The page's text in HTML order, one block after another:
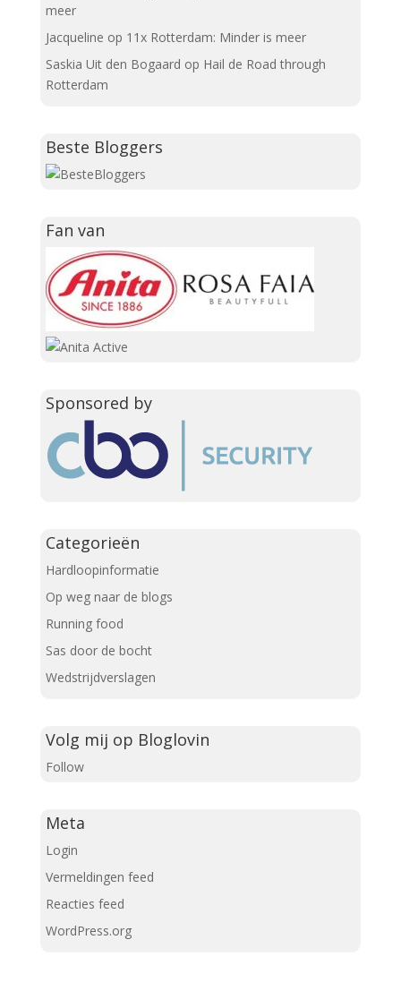
meer
Jacqueline op 11x Rotterdam: Minder is meer
Saskia Uit den Bogaard op Hail de Road through
Rotterdam
Beste Bloggers
Fan van
Sponsored by
Categorieën
Hardloopinformatie
Op weg naar de blogs
Running food
Sas door de bocht
Wedstrijdverslagen
Volg mij op Bloglovin
Follow
Meta
Login
Vermeldingen feed
Reacties feed
WordPress.org